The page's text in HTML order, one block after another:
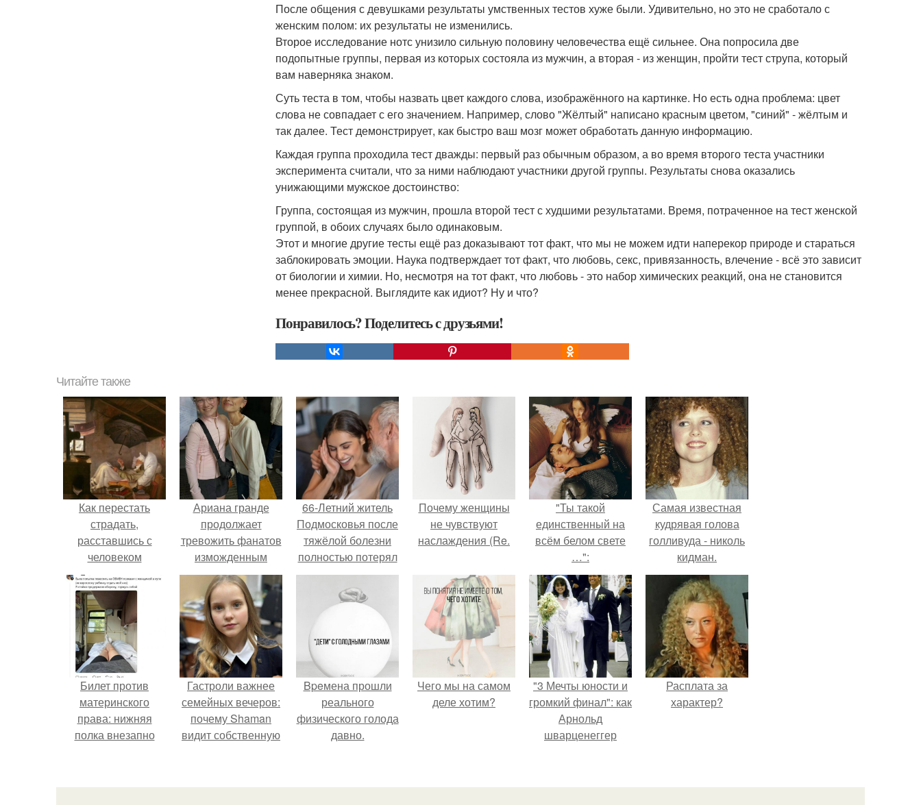
После общения с девушками результаты умственных тестов хуже были. Удивительно, но это не сработало с
женским полом: их результаты не изменились.
Второе исследование нотс унизило сильную половину человечества ещё сильнее. Она попросила две
подопытные группы, первая из которых состояла из мужчин, а вторая - из женщин, пройти тест струпа, который
вам наверняка знаком.
Суть теста в том, чтобы назвать цвет каждого слова, изображённого на картинке. Но есть одна проблема: цвет
слова не совпадает с его значением. Например, слово "Жёлтый" написано красным цветом, "синий" - жёлтым и
так далее. Тест демонстрирует, как быстро ваш мозг может обработать данную информацию.
Каждая группа проходила тест дважды: первый раз обычным образом, а во время второго теста участники
эксперимента считали, что за ними наблюдают участники другой группы. Результаты снова оказались
унижающими мужское достоинство:
Группа, состоящая из мужчин, прошла второй тест с худшими результатами. Время, потраченное на тест женской
группой, в обоих случаях было одинаковым.
Этот и многие другие тесты ещё раз доказывают тот факт, что мы не можем идти наперекор природе и стараться
заблокировать эмоции. Наука подтверждает тот факт, что любовь, секс, привязанность, влечение - всё это зависит
от биологии и химии. Но, несмотря на тот факт, что любовь - это набор химических реакций, она не становится
менее прекрасной. Выглядите как идиот? Ну и что?
Понравилось? Поделитесь с друзьями!
Читайте также
Как перестать
страдать,
расставшись с
человеком
Ариана гранде
продолжает
тревожить фанатов
изможденным
Видом.
66-Летний житель
Подмосковья после
тяжёлой болезни
полностью потерял
потенцию, но
решил
восстановить
интимную жизнь с
молодой супругой,
Почему женщины
не чувствуют
наслаждения (Re.
"Ты такой
единственный на
всём белом свете
…":
Самая известная
кудрявая голова
голливуда - николь
кидман.
Билет против
материнского
права: нижняя
полка внезапно
Гастроли важнее
семейных вечеров:
почему Shaman
видит собственную
вживую.
Bpeмена прошли
реального
физического голода
давно.
Чего мы на самом
деле хотим?
"3 Мечты юности и
громкий финал": как
Арнольд
шварценеггер
Кеннеди.
Расплата за
характер?